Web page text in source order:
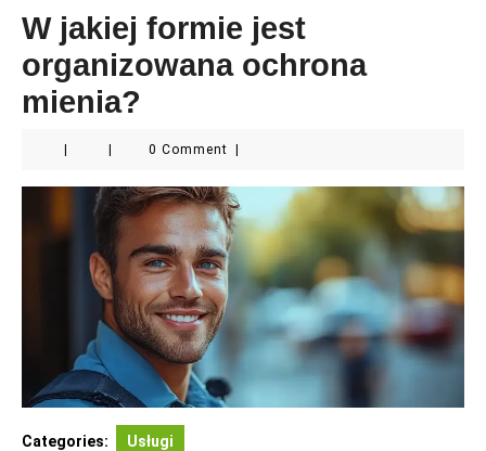
W jakiej formie jest
organizowana ochrona
mienia?
0 Comment
Categories: Usługi